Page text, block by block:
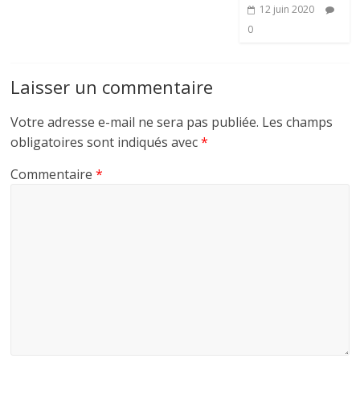
12 juin 2020
0
Laisser un commentaire
Votre adresse e-mail ne sera pas publiée. Les champs
obligatoires sont indiqués avec*
Commentaire*